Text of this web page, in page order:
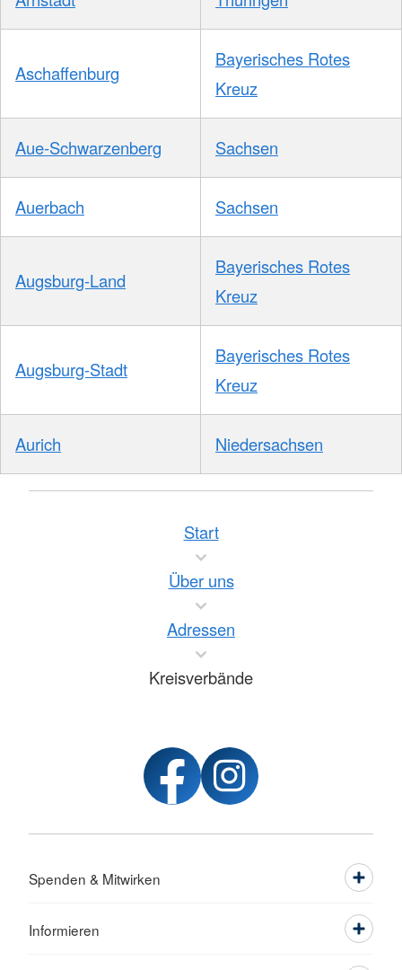
Aschaffenburg
Bayerisches Rotes
Kreuz
Aue-Schwarzenberg Sachsen
Auerbach Sachsen
Augsburg-Land
Bayerisches Rotes
Kreuz
Augsburg-Stadt
Bayerisches Rotes
Kreuz
Aurich Niedersachsen
Start
Über uns
Adressen
Kreisverbände
Spenden & Mitwirken
Informieren